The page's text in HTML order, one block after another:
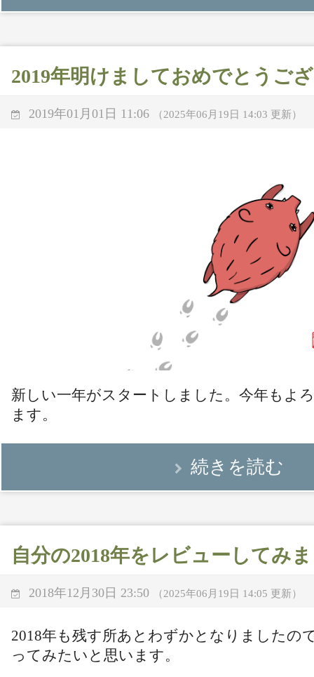
2019年明けましておめでとうご
2019年01月01日 11:06 （2025年06月19日 14:03 更新）
新しい一年がスタートしました。今年もよ
ます。
続きを読む
自分の2018年をレビューしてみ
2018年12月30日 23:50 （2025年06月19日 14:05 更新）
2018年も残す所あとわずかとなりましたの
ってみたいと思います。